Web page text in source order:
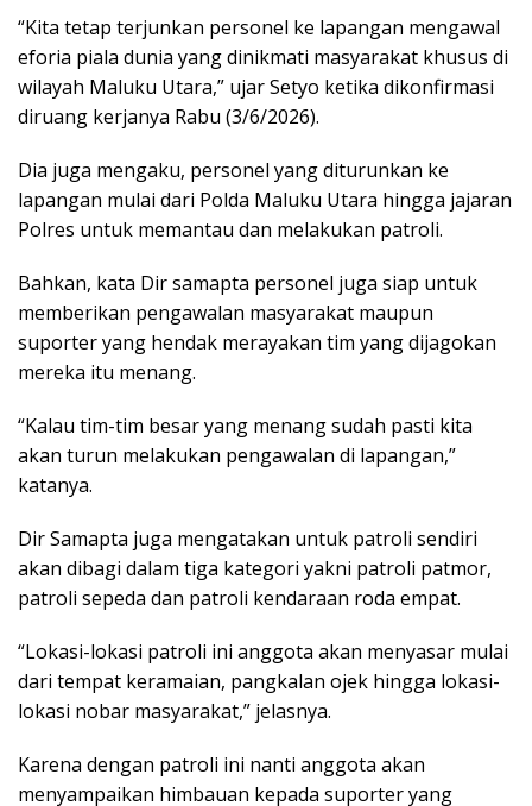
“Kita tetap terjunkan personel ke lapangan mengawal
eforia piala dunia yang dinikmati masyarakat khusus di
wilayah Maluku Utara,” ujar Setyo ketika dikonfirmasi
diruang kerjanya Rabu (3/6/2026).
Dia juga mengaku, personel yang diturunkan ke
lapangan mulai dari Polda Maluku Utara hingga jajaran
Polres untuk memantau dan melakukan patroli.
Bahkan, kata Dir samapta personel juga siap untuk
memberikan pengawalan masyarakat maupun
suporter yang hendak merayakan tim yang dijagokan
mereka itu menang.
“Kalau tim-tim besar yang menang sudah pasti kita
akan turun melakukan pengawalan di lapangan,”
katanya.
Dir Samapta juga mengatakan untuk patroli sendiri
akan dibagi dalam tiga kategori yakni patroli patmor,
patroli sepeda dan patroli kendaraan roda empat.
“Lokasi-lokasi patroli ini anggota akan menyasar mulai
dari tempat keramaian, pangkalan ojek hingga lokasi-
lokasi nobar masyarakat,” jelasnya.
Karena dengan patroli ini nanti anggota akan
menyampaikan himbauan kepada suporter yang